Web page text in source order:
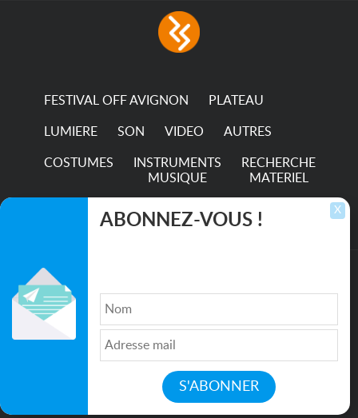
consumption The
permanence of a 50,000-
FESTIVAL OFF AVIGNON PLATEAU
LUMIERE SON VIDEO AUTRES
COSTUMES
INSTRUMENTS
MUSIQUE
RECHERCHE
MATERIEL
TRANSPORTS
Qui sommes nous ?| Médias
Politique de confidentialité| Partenaires|
Mentions légales
X
ABONNEZ-VOUS !